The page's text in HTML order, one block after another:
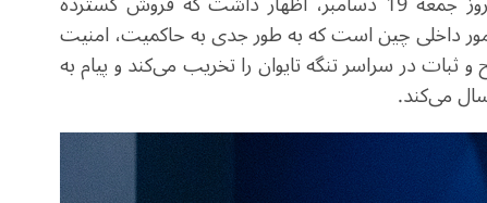
داخلی چین است که به طور جدی به حاکمیت، امنیت
در سراسر تنگه تایوان را تخریب می‌کند و پیام به
می‌کند.